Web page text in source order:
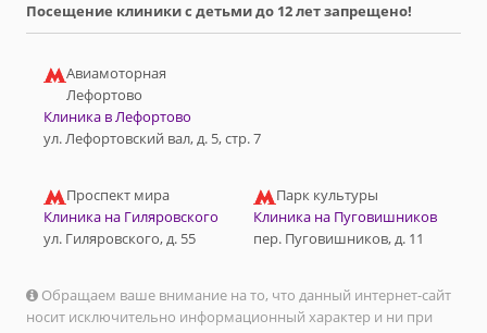
Посещение клиники с детьми до 12 лет запрещено!
Авиамоторная
Лефортово
Клиника в Лефортово
ул. Лефортовский вал, д. 5, стр. 7
Проспект мира
Клиника на Гиляровского
ул. Гиляровского, д. 55
Парк культуры
Клиника на Пуговишников
пер. Пуговишников, д. 11
Обращаем ваше внимание на то, что данный интернет-сайт
носит исключительно информационный характер и ни при